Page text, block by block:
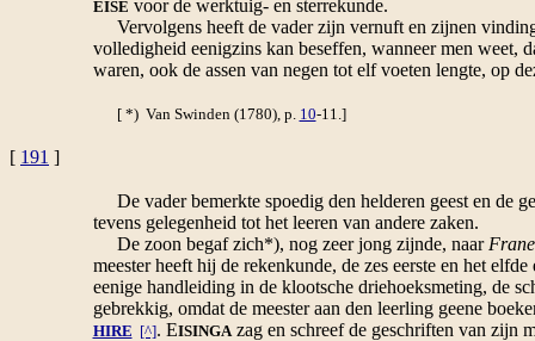
EISE voor de werktuig- en sterrekunde.
Vervolgens heeft de vader zijn vernuft en zijnen
volledigheid eenigzins kan beseffen, wanneer men weet,
waren, ook de assen van negen tot elf voeten lengte, op
[ *) Van Swinden (1780), p. 10-11.]
[ 191 ]
De vader bemerkte spoedig den helderen geest en de
tevens gelegenheid tot het leeren van andere zaken.
De zoon begaf zich*), nog zeer jong zijnde, naar
meester heeft hij de rekenkunde, de zes eerste en het
eenige handleiding in de klootsche driehoeksmeting, de
gebrekkig, omdat de meester aan den leerling geene
HIRE [^]. EISINGAzag en schreef de geschriften van zijn